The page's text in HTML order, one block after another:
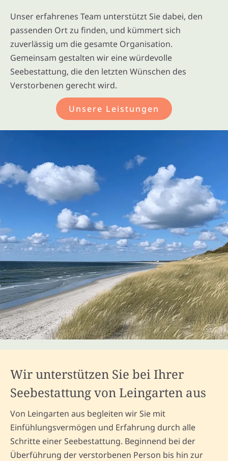
Unser erfahrenes Team unterstützt Sie dabei, den
passenden Ort zu finden, und kümmert sich
zuverlässig um die gesamte Organisation.
Gemeinsam gestalten wir eine würdevolle
Seebestattung, die den letzten Wünschen des
Verstorbenen gerecht wird.
Unsere Leistungen
Wir unterstützen Sie bei Ihrer
Seebestattung von Leingarten aus
Von Leingarten aus begleiten wir Sie mit
Einfühlungsvermögen und Erfahrung durch alle
Schritte einer Seebestattung. Beginnend bei der
Überführung der verstorbenen Person bis hin zur